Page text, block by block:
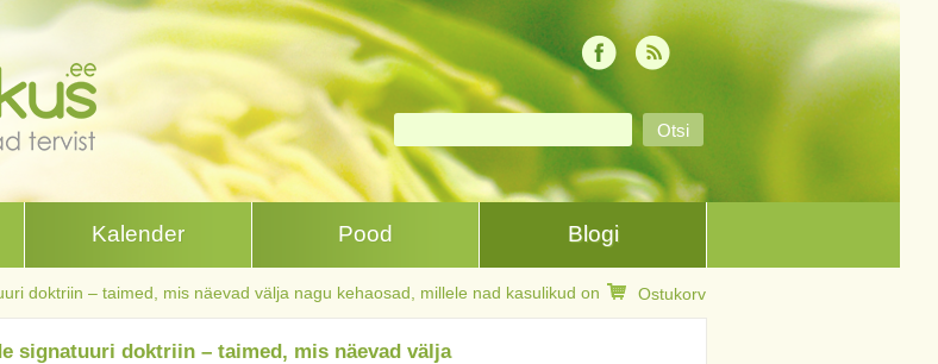
Kalender Pood Blogi
doktriin – taimed, mis näevad välja nagu kehaosad, millele nad kasulikud on Ostukorv
signatuuri doktriin – taimed, mis näevad välja